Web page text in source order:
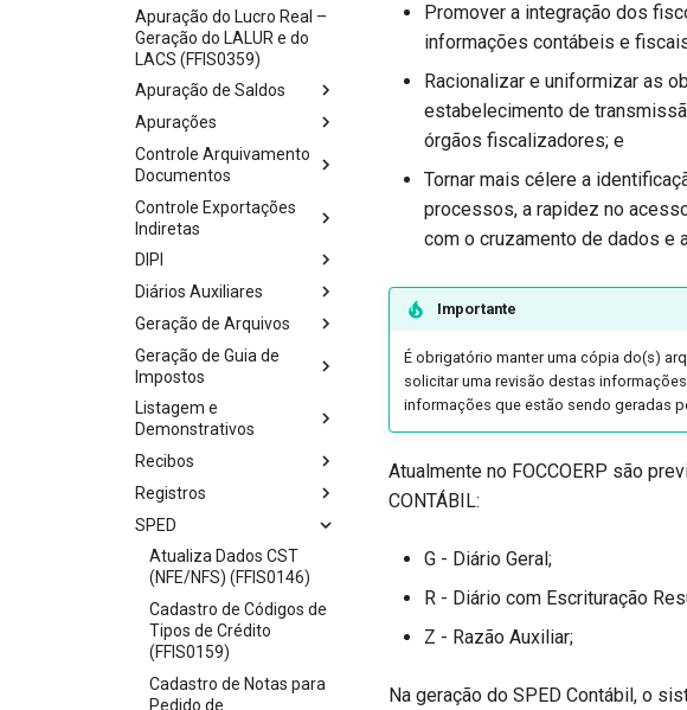
Apuração do Lucro Real –
Geração do LALUR e do
LACS (FFIS0359)
Apuração de Saldos
Apurações
Controle Arquivamento
Documentos
Controle Exportações
Indiretas
DIPI
Diários Auxiliares
Geração de Arquivos
Geração de Guia de
Impostos
Listagem e
Demonstrativos
Recibos
Registros
SPED
Atualiza Dados CST
(NFE/NFS) (FFIS0146)
Cadastro de Códigos de
Tipos de Crédito
(FFIS0159)
Cadastro de Notas para
Pedido de
Promover a integração dos
informações contábeis e
Racionalizar e uniformizar as
estabelecimento de
órgãos fiscalizadores; e
Tornar mais célere a
processos, a rapidez no
com o cruzamento de dados e
Importante
É obrigatório manter uma cópia do(s)
solicitar uma revisão destas
informações que estão sendo geradas
Atualmente no FOCCOERP são
CONTÁBIL:
G - Diário Geral;
R - Diário com Escrituração
Z - Razão Auxiliar;
Na geração do SPED Contábil, o